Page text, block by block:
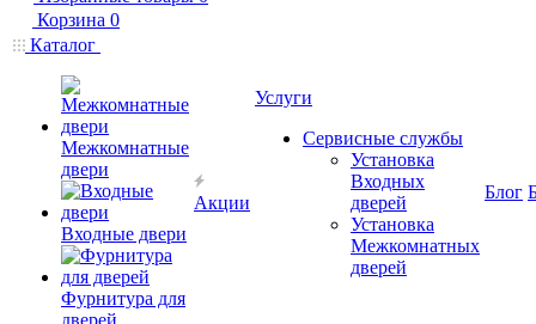
Корзина 0
Каталог
Межкомнатные
двери
Входные двери
Фурнитура для
дверей
Акции
Услуги
Сервисные службы
Установка
Входных
дверей
Установка
Межкомнатных
дверей
Блог